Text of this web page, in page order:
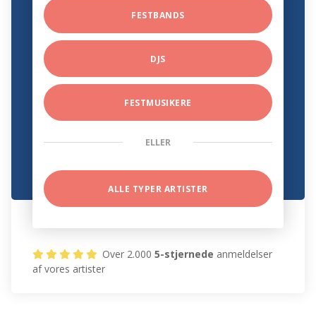
FESTBANDS
DJS
FESTMUSIKERE
ELLER
ALLE TYPER ARTISTER
Over 2.0005-stjernede anmeldelser
af vores artister